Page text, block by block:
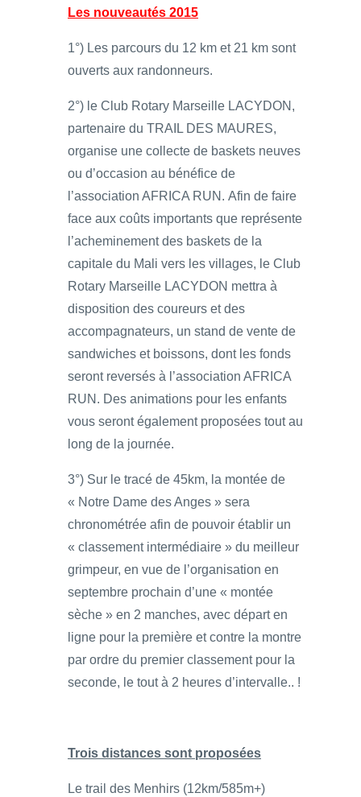
Les nouveautés 2015
1°) Les parcours du 12 km et 21 km sont
ouverts aux randonneurs.
2°) le Club Rotary Marseille LACYDON,
partenaire du TRAIL DES MAURES,
organise une collecte de baskets neuves
ou d’occasion au bénéfice de
l’association AFRICA RUN. Afin de faire
face aux coûts importants que représente
l’acheminement des baskets de la
capitale du Mali vers les villages, le Club
Rotary Marseille LACYDON mettra à
disposition des coureurs et des
accompagnateurs, un stand de vente de
sandwiches et boissons, dont les fonds
seront reversés à l’association AFRICA
RUN. Des animations pour les enfants
vous seront également proposées tout au
long de la journée.
3°) Sur le tracé de 45km, la montée de
« Notre Dame des Anges » sera
chronométrée afin de pouvoir établir un
« classement intermédiaire » du meilleur
grimpeur, en vue de l’organisation en
septembre prochain d’une « montée
sèche » en 2 manches, avec départ en
ligne pour la première et contre la montre
par ordre du premier classement pour la
seconde, le tout à 2 heures d’intervalle.. !
Trois distances sont proposées
Le trail des Menhirs (12km/585m+)